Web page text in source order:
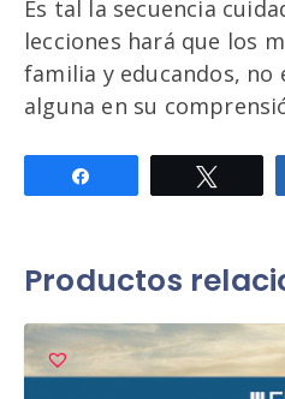
Es tal la secuencia
lecciones hará que los
familia y educandos,
alguna en su
Productos